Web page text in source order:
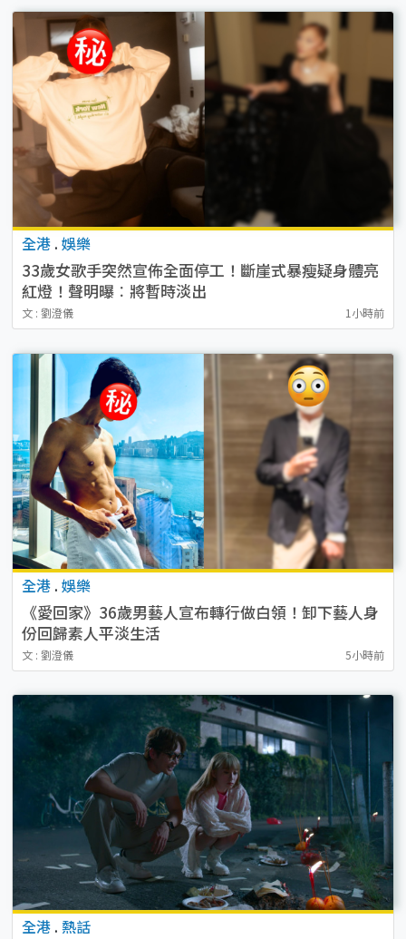
全港 . 娛樂
33歲女歌手突然宣佈全面停工！斷崖式暴瘦疑身體亮
紅燈！聲明曝︰將暫時淡出
文 : 劉澄儀 1小時前
全港 . 娛樂
《愛回家》36歲男藝人宣布轉行做白領！卸下藝人身
份回歸素人平淡生活
文 : 劉澄儀 5小時前
全港 . 熱話